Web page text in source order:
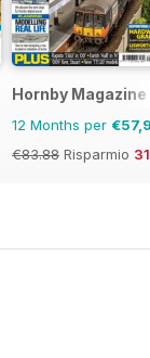
Hornby Magazine
12 Months per
€83.88 Risparmio